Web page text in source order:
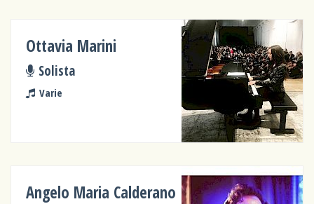
Ottavia Marini
Solista
Varie
Angelo Maria Calderano